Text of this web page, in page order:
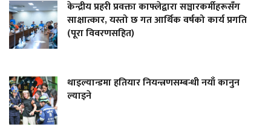
केन्द्रीय प्रहरी प्रवक्ता काफ्लेद्वारा सञ्चारकर्मीहरूसँग
साक्षात्कार, यस्तो छ गत आर्थिक वर्षको कार्य प्रगति
(पूरा विवरणसहित)
थाइल्यान्डमा हतियार नियन्त्रणसम्बन्धी नयाँ कानुन
ल्याइने